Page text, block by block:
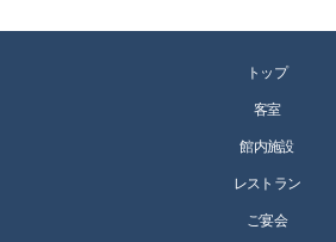
トップ
客室
館内施設
レストラン
ご宴会